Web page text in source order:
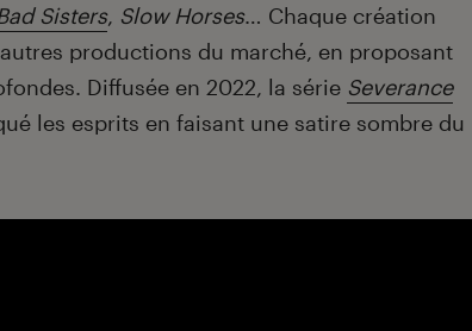
Sisters, Slow Horses… Chaque création
productions du marché, en proposant
Diffusée en 2022, la série Severance
les esprits en faisant une satire sombre du